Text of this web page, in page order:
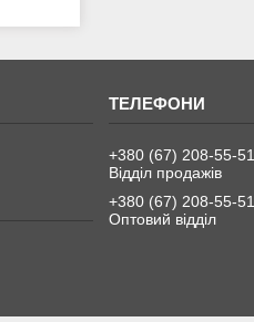
+380 (67) 208-55-51
Відділ продажів
+380 (67) 208-55-51
Оптовий відділ